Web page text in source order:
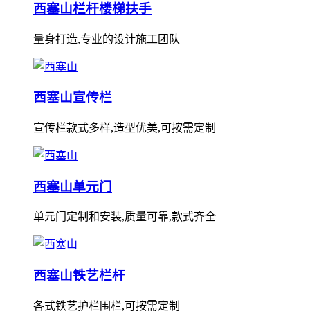
西塞山栏杆楼梯扶手
量身打造,专业的设计施工团队
西塞山宣传栏
宣传栏款式多样,造型优美,可按需定制
西塞山单元门
单元门定制和安装,质量可靠,款式齐全
西塞山铁艺栏杆
各式铁艺护栏围栏,可按需定制